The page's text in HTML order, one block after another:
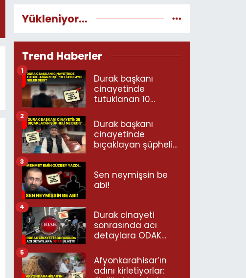
Yükleniyor...
Trend Haberler
Durak başkanı
cinayetinde
tutuklanan 10
neler dedi?
1
Durak başkanı
cinayetinde
bıçaklayan şüpheli
2
Sen neymişsin be
abi!
3
Durak cinayeti
sonrasında acı
detaylara ODAK
4
Afyonkarahisar’ın
adını kirletiyorlar:
5